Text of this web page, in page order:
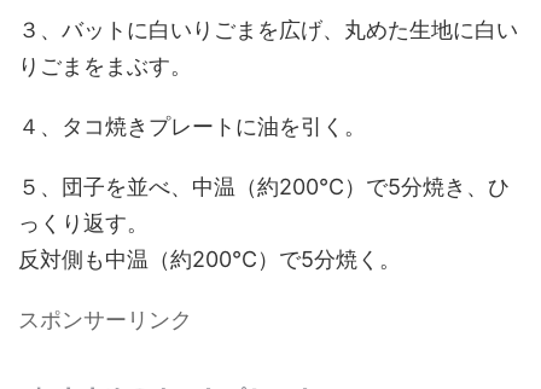
３、バットに白いりごまを広げ、丸めた生地に白い
りごまをまぶす。
４、タコ焼きプレートに油を引く。
５、団子を並べ、中温（約200℃）で5分焼き、ひ
っくり返す。
反対側も中温（約200℃）で5分焼く。
スポンサーリンク